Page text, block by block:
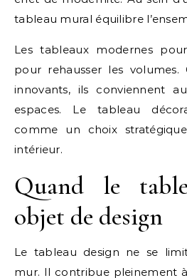
tableau mural équilibre
Les tableaux modernes
pour rehausser les volumes.
innovants, ils conviennent
espaces. Le tableau
comme un choix
intérieur.
Quand le
objet de design
Le tableau design ne se
mur. Il contribue pleinement